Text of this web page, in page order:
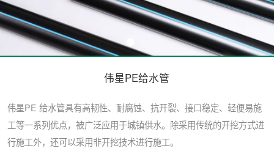
伟星PE给水管
伟星PE 给水管具有高韧性、耐腐蚀、抗开裂、接口稳定、轻便易施
工等一系列优点，被广泛应用于城镇供水。除采用传统的开挖方式进
行施工外，还可以采用非开挖技术进行施工。